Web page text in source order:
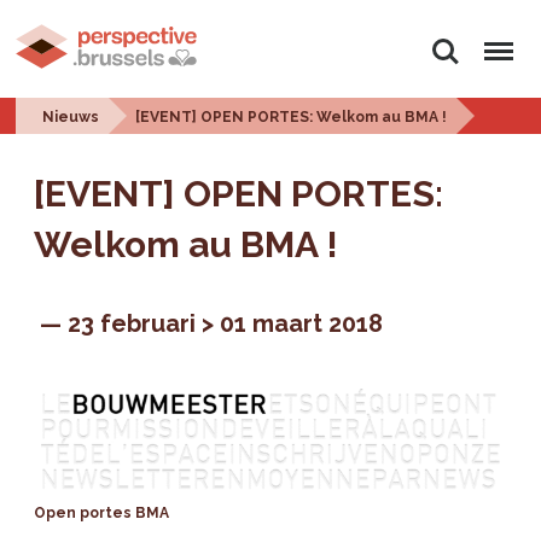
Zoeken Menu
Nieuws [EVENT] OPEN PORTES: Welkom au BMA !
[EVENT] OPEN PORTES:
Welkom au BMA !
23 februari > 01 maart 2018
Open portes BMA